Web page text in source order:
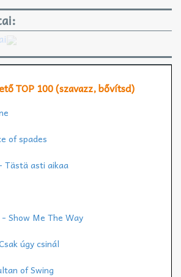
TOP 100 (szavazz, bővítsd)
of spades
Tästä asti aikaa
Show Me The Way
úgy csinál
of Swing